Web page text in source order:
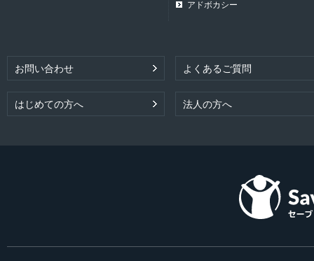
アドボカシー
お問い合わせ よくあるご質問
はじめての方へ 法人の方へ